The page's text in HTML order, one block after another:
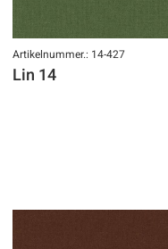
Artikelnummer.: 14-427
Lin 14